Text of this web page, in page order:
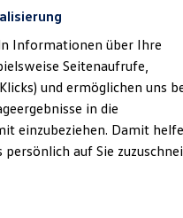
bei Volkswagen
Informationen über Ihre
Seitenaufrufe,
und ermöglichen uns
in die
einzubeziehen. Damit
auf Sie